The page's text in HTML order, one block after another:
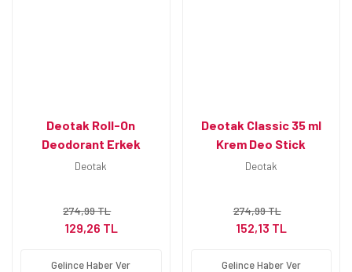
Deotak Roll-On
Deodorant Erkek
Orginal 35 ml
Deotak
274,99 TL
129,26 TL
Gelince Haber Ver
Deotak Classic 35 ml
Krem Deo Stick
Deotak
274,99 TL
152,13 TL
Gelince Haber Ver